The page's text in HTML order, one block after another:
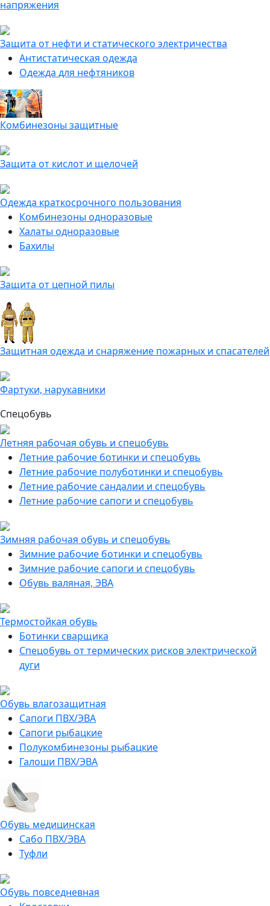
напряжения
Защита от нефти и статического электричества
Антистатическая одежда
Одежда для нефтяников
Комбинезоны защитные
Защита от кислот и щелочей
Одежда краткосрочного пользования
Комбинезоны одноразовые
Халаты одноразовые
Бахилы
Защита от цепной пилы
Защитная одежда и снаряжение пожарных и спасателей
Фартуки, нарукавники
Спецобувь
Летняя рабочая обувь и спецобувь
Летние рабочие ботинки и спецобувь
Летние рабочие полуботинки и спецобувь
Летние рабочие сандалии и спецобувь
Летние рабочие сапоги и спецобувь
Зимняя рабочая обувь и спецобувь
Зимние рабочие ботинки и спецобувь
Зимние рабочие сапоги и спецобувь
Обувь валяная, ЭВА
Термостойкая обувь
Ботинки сварщика
Спецобувь от термических рисков электрической
дуги
Обувь влагозащитная
Сапоги ПВХ/ЭВА
Сапоги рыбацкие
Полукомбинезоны рыбацкие
Галоши ПВХ/ЭВА
Обувь медицинская
Сабо ПВХ/ЭВА
Туфли
Обувь повседневная